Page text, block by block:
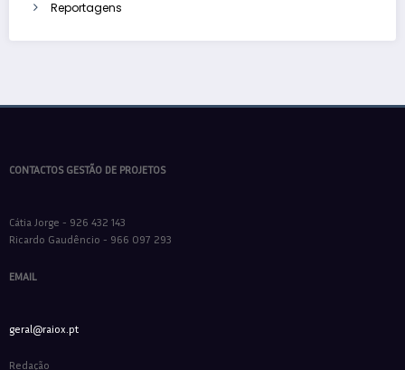
Reportagens
CONTACTOS GESTÃO DE PROJETOS
Cátia Jorge - 926 432 143
Ricardo Gaudêncio - 966 097 293
EMAIL
geral@raiox.pt
Redação